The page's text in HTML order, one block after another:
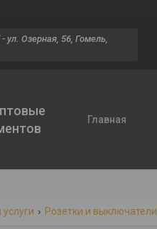
ул. Озерная, 56, Гомель,
Главная
Розетки и выключатели